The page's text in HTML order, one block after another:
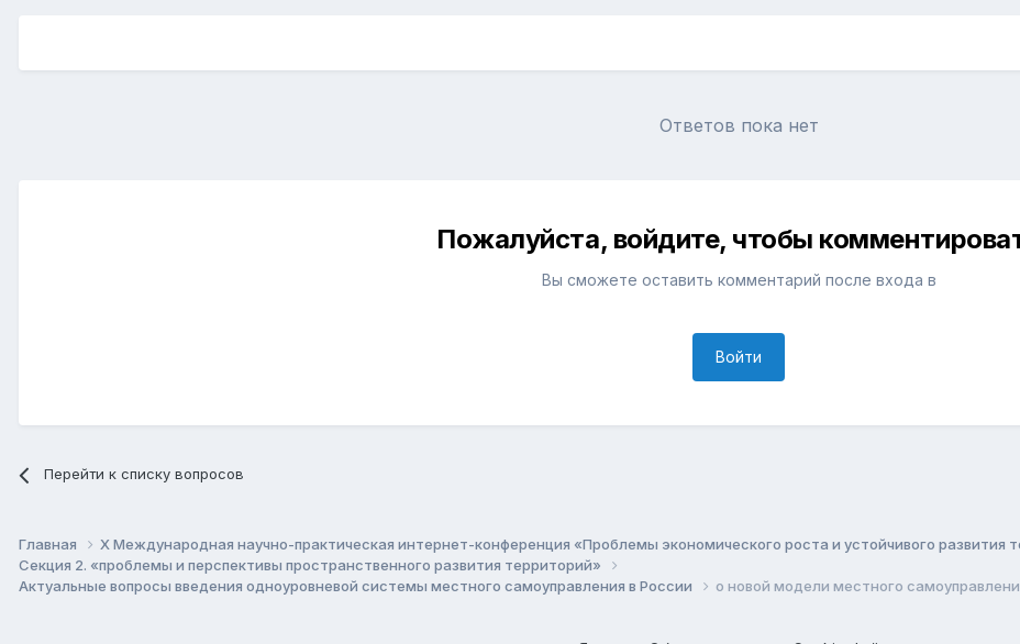
Ответов пока нет
Пожалуйста, войдите, чтобы
Вы сможете оставить комментарий после входа в
Войти
Перейти к списку вопросов
Главная
X Международная научно-практическая интернет-конференция «Проблемы экономического роста и устойчивого развития
Секция 2. «проблемы и перспективы пространственного развития территорий»
Актуальные вопросы введения одноуровневой системы местного самоуправления в России
о новой модели местного